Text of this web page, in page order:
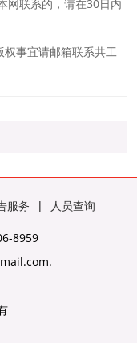
网联系的，请在30日内
事宜请邮箱联系共工
服务 | 人员查询
8959